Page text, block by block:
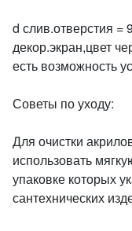
d слив.отверстия
декор.экран,цвет
есть возможность
Советы по уходу:
Для очистки
использовать
упаковке которых
сантехнических